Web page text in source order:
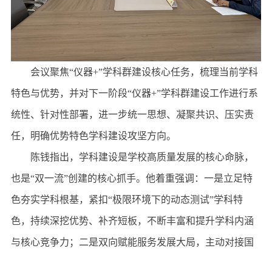
会议聚焦“仪器+”学科群建设核心任务，梳理当前学科
特色与优势，并对下一阶段“仪器+”学科群建设工作进行系
统性、针对性部署，进一步统一思想、凝聚共识、压实责
任，明确优势特色学科建设攻坚方向。
陈钱指出，学科建设是学校高质量发展的核心命脉，
也是“双一流”创建的核心抓手。他着重强调：一是立足特
色夯实学科根基，紧扣“极限环境下的动态测试”学科特
色，持续深挖优势、补齐短板，不断丰富和提升学科内涵
与核心竞争力；二是双向赋能服务发展大局，主动对接国